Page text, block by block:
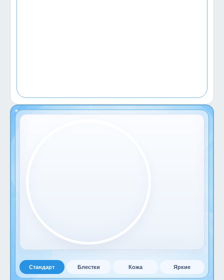
Стандарт Блестки Кожа Яркие